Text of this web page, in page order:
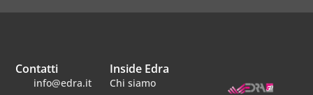
Inside Edra
Chi siamo
Contatti
info@edra.it